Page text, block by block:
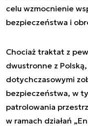
celu wzmocnienie
bezpieczeństwa i
Chociaż traktat z
dwustronne z
dotychczasowymi
bezpieczeństwa, w
patrolowania
w ramach działań